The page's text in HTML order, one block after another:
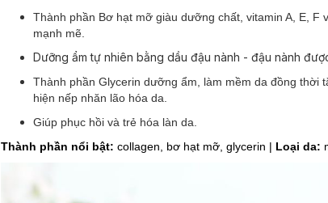
Thành phần Bơ hạt mỡ giàu dưỡng chất, vitamin A, E,
mạnh mẽ.
Dưỡng ẩm tự nhiên bằng dầu đậu nành - đậu nành
Thành phần Glycerin dưỡng ẩm, làm mềm da đồng thời
hiện nếp nhăn lão hóa da.
Giúp phục hồi và trẻ hóa làn da.
Thành phần nổi bật: collagen, bơ hạt mỡ, glycerin | Loại da: